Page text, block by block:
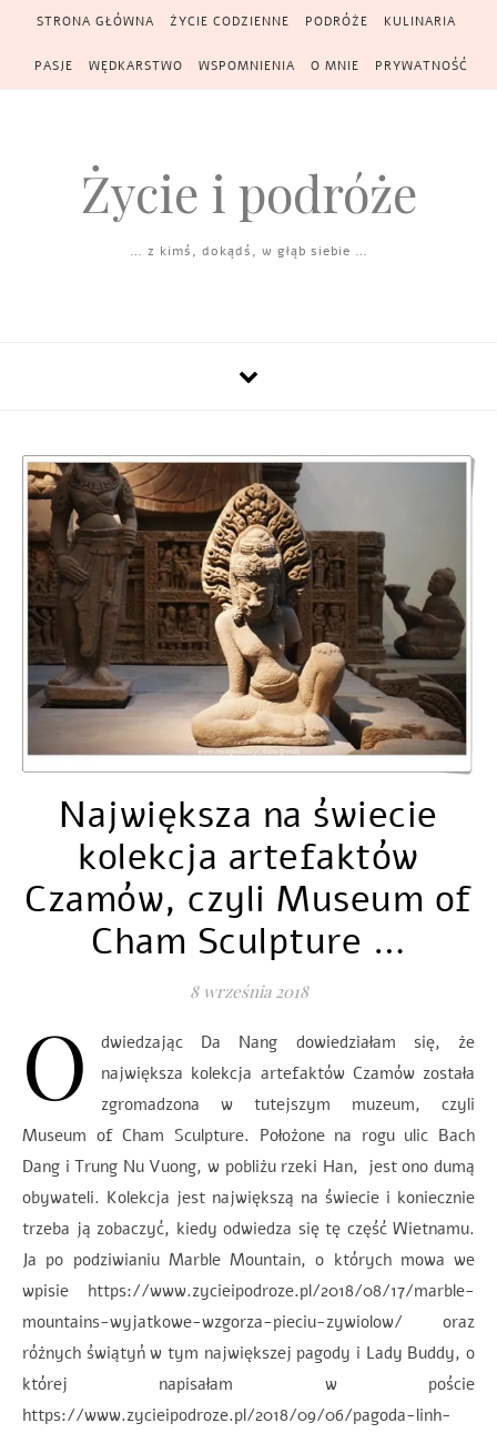
Skip to content
STRONA GŁÓWNA ŻYCIE CODZIENNE PODRÓŻE KULINARIA
PASJE WĘDKARSTWO WSPOMNIENIA O MNIE PRYWATNOŚĆ
Życie i podróże
… z kimś, dokądś, w głąb siebie …
Największa na świecie
kolekcja artefaktów
Czamów, czyli Museum of
Cham Sculpture …
8 września 2018
O
dwiedzając Da Nang dowiedziałam się, że
największa kolekcja artefaktów Czamów została
zgromadzona w tutejszym muzeum, czyli
Museum of Cham Sculpture. Położone na rogu ulic Bach
Dang i Trung Nu Vuong, w pobliżu rzeki Han, jest ono dumą
obywateli. Kolekcja jest największą na świecie i koniecznie
trzeba ją zobaczyć, kiedy odwiedza się tę część Wietnamu.
Ja po podziwianiu Marble Mountain, o których mowa we
wpisie https://www.zycieipodroze.pl/2018/08/17/marble-
mountains-wyjatkowe-wzgorza-pieciu-zywiolow/ oraz
różnych świątyń w tym największej pagody i Lady Buddy, o
której napisałam w poście
https://www.zycieipodroze.pl/2018/09/06/pagoda-linh-